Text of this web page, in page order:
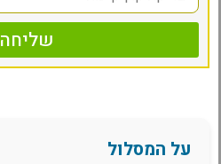
שליחה
על המסלול